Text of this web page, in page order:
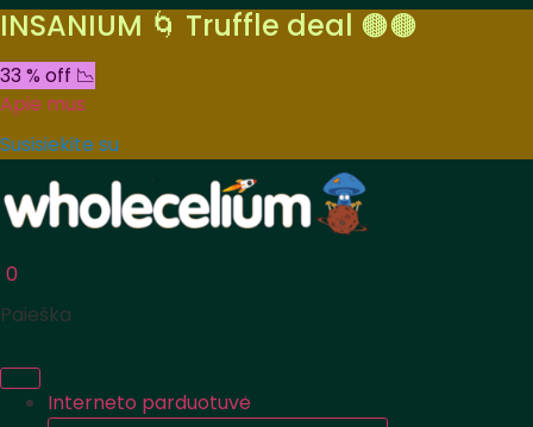
INSANIUM 🌀 Truffle deal 🟤🟤
33 % off 📉
Apie mus
Susisiekite su
0
Paieška
Interneto parduotuvė